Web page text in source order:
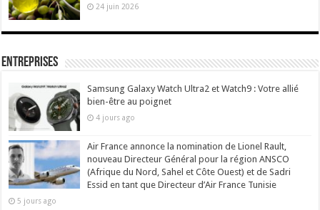
24 juin 2026
Entreprises
Samsung Galaxy Watch Ultra2 et Watch9 : Votre allié
bien-être au poignet
4 jours ago
Air France annonce la nomination de Lionel Rault,
nouveau Directeur Général pour la région ANSCO
(Afrique du Nord, Sahel et Côte Ouest) et de Sadri
Essid en tant que Directeur d’Air France Tunisie
5 jours ago